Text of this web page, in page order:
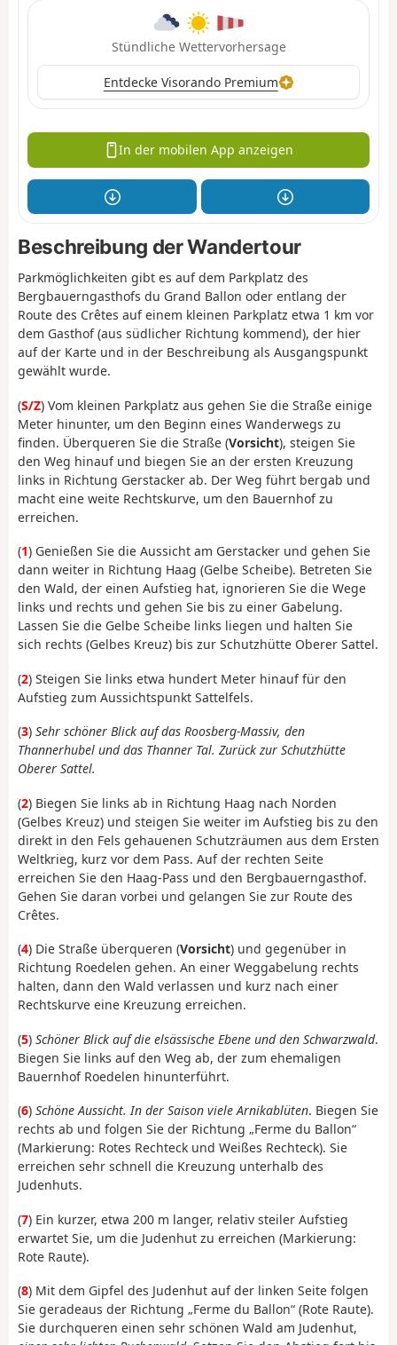
Stündliche Wettervorhersage
Entdecke Visorando Premium
In der mobilen App anzeigen
Beschreibung der Wandertour
Parkmöglichkeiten gibt es auf dem Parkplatz des
Bergbauerngasthofs du Grand Ballon oder entlang der
Route des Crêtes auf einem kleinen Parkplatz etwa 1 km vor
dem Gasthof (aus südlicher Richtung kommend), der hier
auf der Karte und in der Beschreibung als Ausgangspunkt
gewählt wurde.
(S/Z) Vom kleinen Parkplatz aus gehen Sie die Straße einige
Meter hinunter, um den Beginn eines Wanderwegs zu
finden. Überqueren Sie die Straße (Vorsicht), steigen Sie
den Weg hinauf und biegen Sie an der ersten Kreuzung
links in Richtung Gerstacker ab. Der Weg führt bergab und
macht eine weite Rechtskurve, um den Bauernhof zu
erreichen.
(1) Genießen Sie die Aussicht am Gerstacker und gehen Sie
dann weiter in Richtung Haag (Gelbe Scheibe). Betreten Sie
den Wald, der einen Aufstieg hat, ignorieren Sie die Wege
links und rechts und gehen Sie bis zu einer Gabelung.
Lassen Sie die Gelbe Scheibe links liegen und halten Sie
sich rechts (Gelbes Kreuz) bis zur Schutzhütte Oberer Sattel.
(2) Steigen Sie links etwa hundert Meter hinauf für den
Aufstieg zum Aussichtspunkt Sattelfels.
(3) Sehr schöner Blick auf das Roosberg-Massiv, den
Thannerhubel und das Thanner Tal. Zurück zur Schutzhütte
Oberer Sattel.
(2) Biegen Sie links ab in Richtung Haag nach Norden
(Gelbes Kreuz) und steigen Sie weiter im Aufstieg bis zu den
direkt in den Fels gehauenen Schutzräumen aus dem Ersten
Weltkrieg, kurz vor dem Pass. Auf der rechten Seite
erreichen Sie den Haag-Pass und den Bergbauerngasthof.
Gehen Sie daran vorbei und gelangen Sie zur Route des
Crêtes.
(4) Die Straße überqueren (Vorsicht) und gegenüber in
Richtung Roedelen gehen. An einer Weggabelung rechts
halten, dann den Wald verlassen und kurz nach einer
Rechtskurve eine Kreuzung erreichen.
(5) Schöner Blick auf die elsässische Ebene und den Schwarzwald.
Biegen Sie links auf den Weg ab, der zum ehemaligen
Bauernhof Roedelen hinunterführt.
(6) Schöne Aussicht. In der Saison viele Arnikablüten. Biegen Sie
rechts ab und folgen Sie der Richtung „Ferme du Ballon“
(Markierung: Rotes Rechteck und Weißes Rechteck). Sie
erreichen sehr schnell die Kreuzung unterhalb des
Judenhuts.
(7) Ein kurzer, etwa 200 m langer, relativ steiler Aufstieg
erwartet Sie, um die Judenhut zu erreichen (Markierung:
Rote Raute).
(8) Mit dem Gipfel des Judenhut auf der linken Seite folgen
Sie geradeaus der Richtung „Ferme du Ballon“ (Rote Raute).
Sie durchqueren einen sehr schönen Wald am Judenhut,